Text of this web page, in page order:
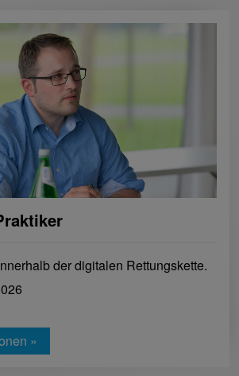
der digitalen Rettungskette.
»